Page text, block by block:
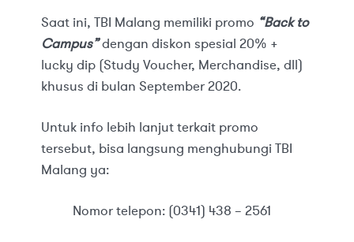
Saat ini, TBI Malang memiliki promo “Back to
Campus”dengan diskon spesial 20% +
lucky dip (Study Voucher, Merchandise, dll)
khusus di bulan September 2020.
Untuk info lebih lanjut terkait promo
tersebut, bisa langsung menghubungi TBI
Malang ya:
Nomor telepon: (0341) 438 – 2561